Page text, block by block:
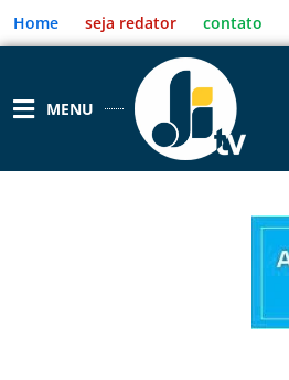
para
o
Home seja redator contato
MENU